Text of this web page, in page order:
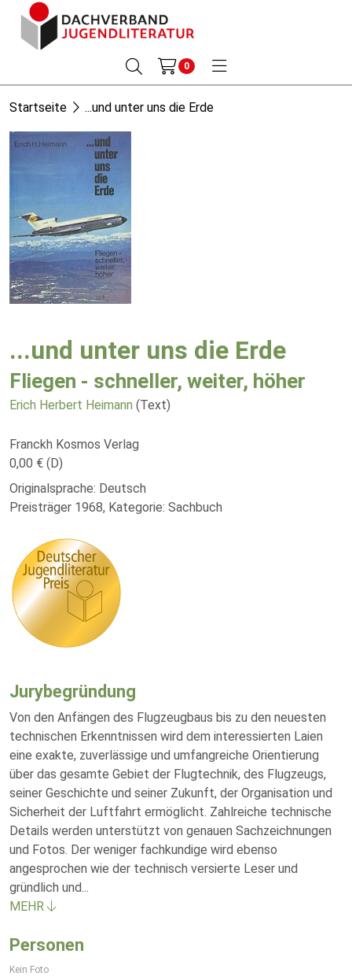
0
Startseite ...und unter uns die Erde
...und unter uns die Erde
Fliegen - schneller, weiter, höher
Erich Herbert Heimann (Text)
Franckh Kosmos Verlag
0,00 € (D)
Originalsprache: Deutsch
Preisträger 1968, Kategorie: Sachbuch
Jurybegründung
Von den Anfängen des Flugzeugbaus bis zu den neuesten
technischen Erkenntnissen wird dem interessierten Laien
eine exakte, zuverlässige und umfangreiche Orientierung
über das gesamte Gebiet der Flugtechnik, des Flugzeugs,
seiner Geschichte und seiner Zukunft, der Organisation und
Sicherheit der Luftfahrt ermöglicht. Zahlreiche technische
Details werden unterstützt von genauen Sachzeichnungen
und Fotos. Der weniger fachkundige wird ebenso
angesprochen wie der technisch versierte Leser und
gründlich und...
MEHR
Personen
Kein Foto